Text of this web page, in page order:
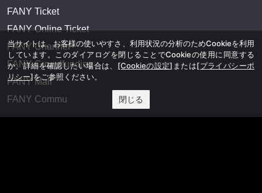
FANY Ticket
FANY Online Ticket
FANY Channel
FANY Crowdfunding
FANY Mall
FANY Commu
当サイトは、お客様の使いやすさ、利用状況の分析のためCookieを利用
しています。このダイアログを閉じることでCookieの使用に同意する
か、詳細を確認したい場合は、 [Cookieの設定] または[プライバシーポ
リシー]をご参照ください。
閉じる